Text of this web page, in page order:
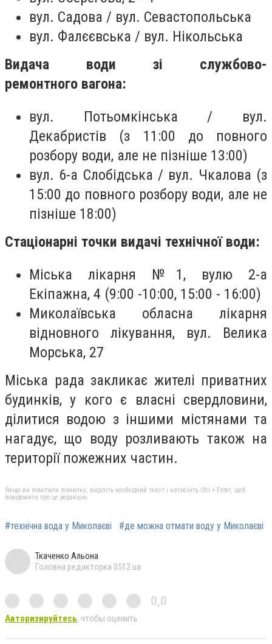
вул. Садова / вул. Севастопольська
вул. Фалєєвська / вул. Нікольська
Видача води зі службово-
ремонтного вагона:
вул. Потьомкінська / вул.
Декабристів (з 11:00 до повного
розбору води, але не пізніше 13:00)
вул. 6-а Слобідська / вул. Чкалова (з
15:00 до повного розбору води, але не
пізніше 18:00)
Стаціонарні точки видачі технічної води:
Міська лікарня №1, вулю 2-а
Екіпажна, 4 (9:00 -10:00, 15:00 - 16:00)
Миколаївська обласна лікарня
відновного лікування, вул. Велика
Морська, 27
Міська рада закликає жителі приватних
будинків, у кого є власні свердловини,
ділитися водою з іншими містянами та
нагадує, що воду розливають також на
території пожежних частин.
Якщо ви помітили помилку, виділіть необхідний текст і натисніть Ctrl + Enter, щоб
повідомити про це редакцію
#технічна вода у Миколаєві #де можна отмати воду у Миколаєві
Ткаченко Альона
Головна редакторка 0512.ua
0,0
Авторизируйтесь, чтобы оценить